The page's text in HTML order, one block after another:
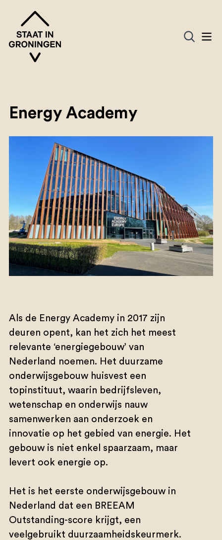
Energy Academy
Als de Energy Academy in 2017 zijn
deuren opent, kan het zich het meest
relevante ‘energiegebouw’ van
Nederland noemen. Het duurzame
onderwijsgebouw huisvest een
topinstituut, waarin bedrijfsleven,
wetenschap en onderwijs nauw
samenwerken aan onderzoek en
innovatie op het gebied van energie. Het
gebouw is niet enkel spaarzaam, maar
levert ook energie op.
Het is het eerste onderwijsgebouw in
Nederland dat een BREEAM
Outstanding-score krijgt, een
veelgebruikt duurzaamheidskeurmerk.